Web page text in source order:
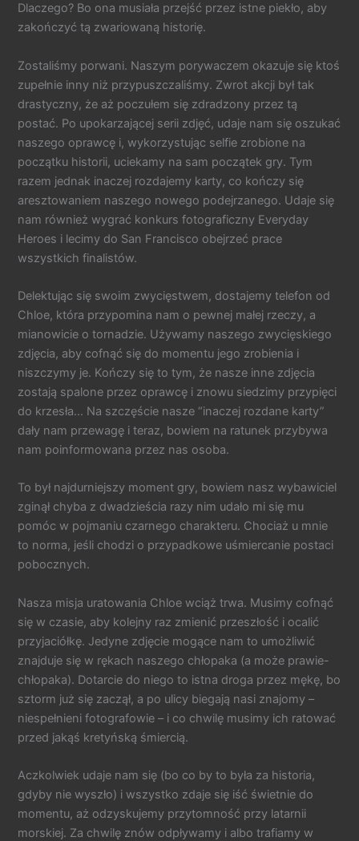
Dlaczego? Bo ona musiała przejść przez istne piekło, aby
zakończyć tą zwariowaną historię.
Zostaliśmy porwani. Naszym porywaczem okazuje się ktoś
zupełnie inny niż przypuszczaliśmy. Zwrot akcji był tak
drastyczny, że aż poczułem się zdradzony przez tą
postać. Po upokarzającej serii zdjęć, udaje nam się oszukać
naszego oprawcę i, wykorzystując selfie zrobione na
początku historii, uciekamy na sam początek gry. Tym
razem jednak inaczej rozdajemy karty, co kończy się
aresztowaniem naszego nowego podejrzanego. Udaje się
nam również wygrać konkurs fotograficzny Everyday
Heroes i lecimy do San Francisco obejrzeć prace
wszystkich finalistów.
Delektując się swoim zwycięstwem, dostajemy telefon od
Chloe, która przypomina nam o pewnej małej rzeczy, a
mianowicie o tornadzie. Używamy naszego zwycięskiego
zdjęcia, aby cofnąć się do momentu jego zrobienia i
niszczymy je. Kończy się to tym, że nasze inne zdjęcia
zostają spalone przez oprawcę i znowu siedzimy przypięci
do krzesła… Na szczęście nasze “inaczej rozdane karty”
dały nam przewagę i teraz, bowiem na ratunek przybywa
nam poinformowana przez nas osoba.
To był najdurniejszy moment gry, bowiem nasz wybawiciel
zginął chyba z dwadzieścia razy nim udało mi się mu
pomóc w pojmaniu czarnego charakteru. Chociaż u mnie
to norma, jeśli chodzi o przypadkowe uśmiercanie postaci
pobocznych.
Nasza misja uratowania Chloe wciąż trwa. Musimy cofnąć
się w czasie, aby kolejny raz zmienić przeszłość i ocalić
przyjaciółkę. Jedyne zdjęcie mogące nam to umożliwić
znajduje się w rękach naszego chłopaka (a może prawie-
chłopaka). Dotarcie do niego to istna droga przez mękę, bo
sztorm już się zaczął, a po ulicy biegają nasi znajomy –
niespełnieni fotografowie – i co chwilę musimy ich ratować
przed jakąś kretyńską śmiercią.
Aczkolwiek udaje nam się (bo co by to była za historia,
gdyby nie wyszło) i wszystko zdaje się iść świetnie do
momentu, aż odzyskujemy przytomność przy latarnii
morskiej. Za chwilę znów odpływamy i albo trafiamy w